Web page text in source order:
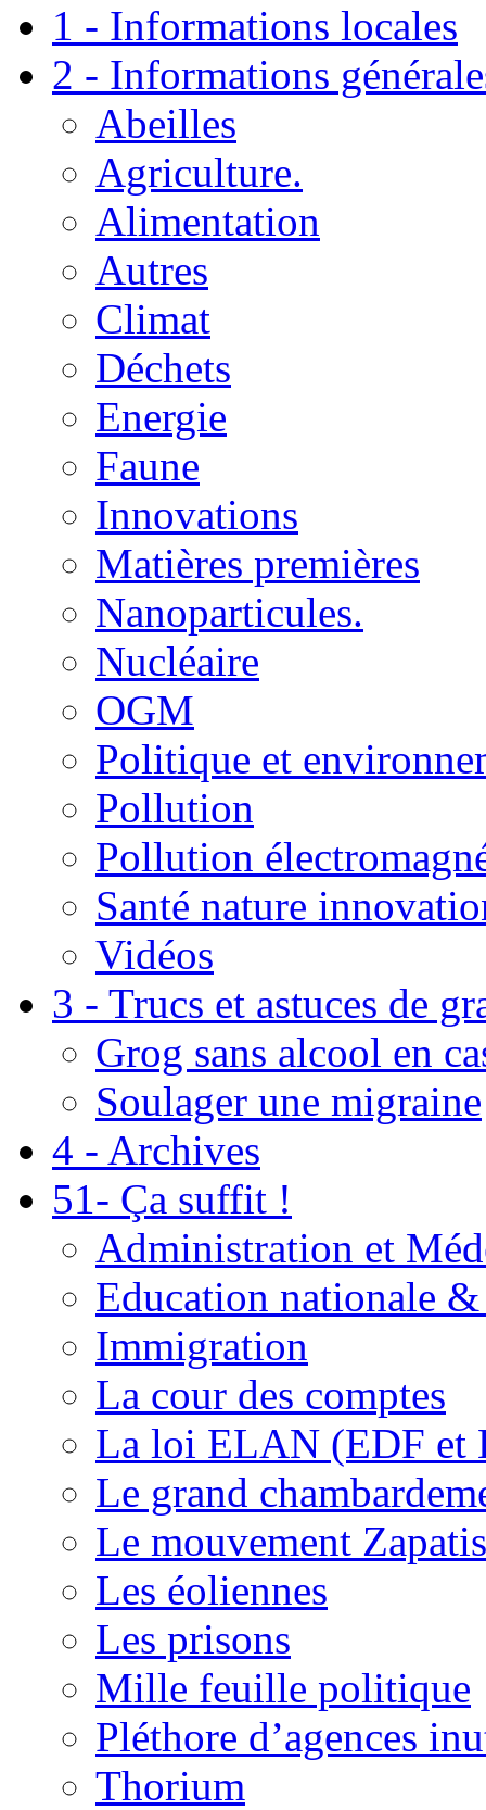
1 - Informations locales
2 - Informations
Abeilles
Agriculture.
Alimentation
Autres
Climat
Déchets
Energie
Faune
Innovations
Matières premières
Nanoparticules.
Nucléaire
OGM
Politique et
Pollution
Pollution
Santé nature
Vidéos
3 - Trucs et astuces de
Grog sans alcool en
Soulager une migraine
4 - Archives
51- Ça suffit !
Administration et
Education nationale
Immigration
La cour des comptes
La loi ELAN (EDF et
Le grand
Le mouvement
Les éoliennes
Les prisons
Mille feuille politique
Pléthore d’agences
Thorium